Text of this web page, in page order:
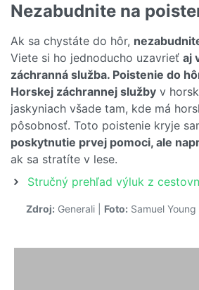
Nezabudnite na
Ak sa chystáte do hôr,
Viete si ho jednoducho uzavrieť aj
záchranná služba. Poistenie do
Horskej záchrannej služby v
jaskyniach všade tam, kde má
pôsobnosť. Toto poistenie kryje
poskytnutie prvej pomoci, ale
ak sa stratíte v lese.
Stručný prehľad výluk z
Zdroj: Generali Foto: Samuel